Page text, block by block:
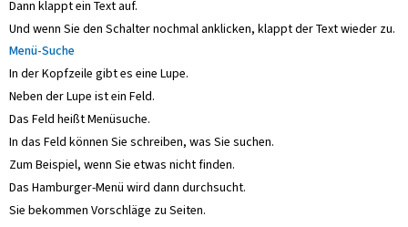
Dann klappt ein Text auf.
Und wenn Sie den Schalter nochmal anklicken, klappt der Text wieder zu.
Menü-Suche
In der Kopfzeile gibt es eine Lupe.
Neben der Lupe ist ein Feld.
Das Feld heißt Menüsuche.
In das Feld können Sie schreiben, was Sie suchen.
Zum Beispiel, wenn Sie etwas nicht finden.
Das Hamburger-Menü wird dann durchsucht.
Sie bekommen Vorschläge zu Seiten.